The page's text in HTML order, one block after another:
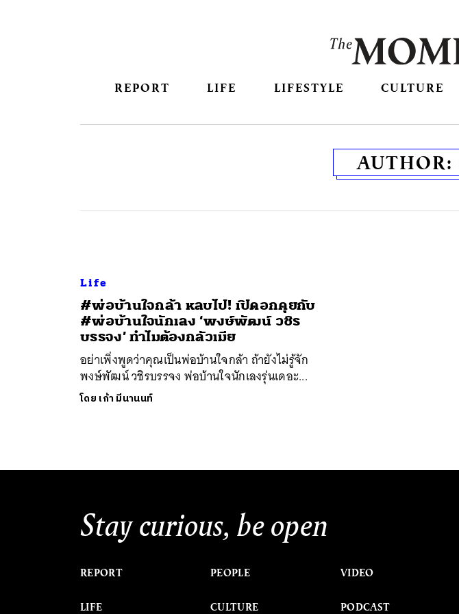
REPORT LIFE LIFESTYLE CULTURE
AUTHOR:
Life
#พ่อบ้านใจกล้า หลบไป! เปิดอกคุยกับ
#พ่อบ้านใจนักเลง ‘พงษ์พัฒน์ วชิร
บรรจง’ ทำไมต้องกลัวเมีย
อย่าเพิ่งพูดว่าคุณเป็นพ่อบ้านใจกล้า ถ้ายังไม่รู้จัก
พงษ์พัฒน์ วชิรบรรจง พ่อบ้านใจนักเลงรุ่นเดอะ...
โดย เก้า มีนานนท์
Stay curious, be open
REPORT
LIFE
PEOPLE
CULTURE
VIDEO
PODCAST